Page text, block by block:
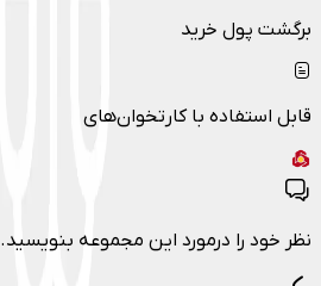
برگشت پول خرید
قابل استفاده با کارتخوان‌های
نظر خود را درمورد این مجموعه بنویسید.